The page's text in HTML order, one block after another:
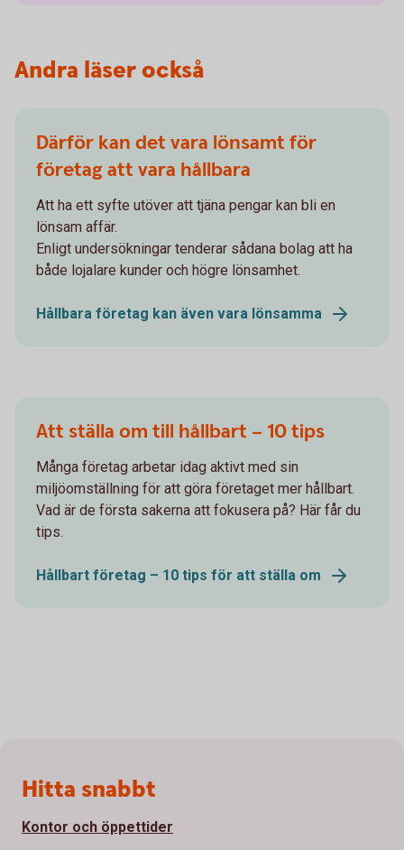
Andra läser också
Därför kan det vara lönsamt för
företag att vara hållbara
Att ha ett syfte utöver att tjäna pengar kan bli en
lönsam affär.
Enligt undersökningar tenderar sådana bolag att ha
både lojalare kunder och högre lönsamhet.
Hållbara företag kan även vara lönsamma
Att ställa om till hållbart – 10 tips
Många företag arbetar idag aktivt med sin
miljöomställning för att göra företaget mer hållbart.
Vad är de första sakerna att fokusera på? Här får du
tips.
Hållbart företag – 10 tips för att ställa om
Sidfot
Hitta snabbt
Kontor och öppettider